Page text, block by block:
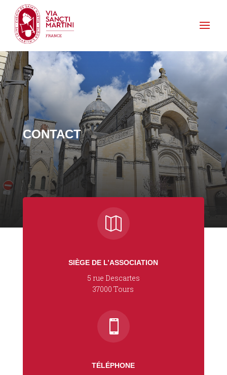
CONTACT

SIÈGE DE L’ASSOCIATION
5 rue Descartes
37000 Tours

TÉLÉPHONE